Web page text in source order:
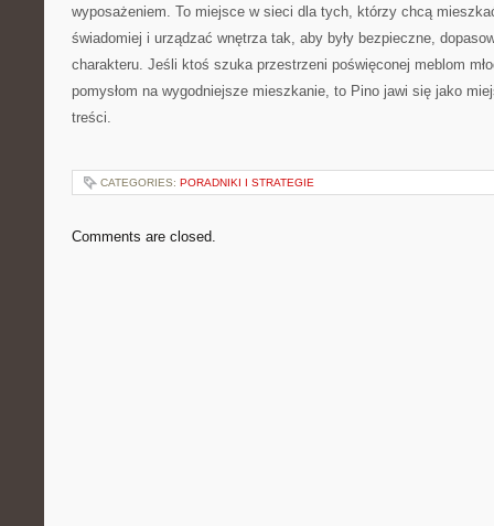
wyposażeniem. To miejsce w sieci dla tych, którzy chcą
świadomiej i urządzać wnętrza tak, aby były bezpieczne,
charakteru. Jeśli ktoś szuka przestrzeni poświęconej meblom
pomysłom na wygodniejsze mieszkanie, to Pino jawi się jako
treści.
CATEGORIES: PORADNIKI I STRATEGIE
Comments are closed.